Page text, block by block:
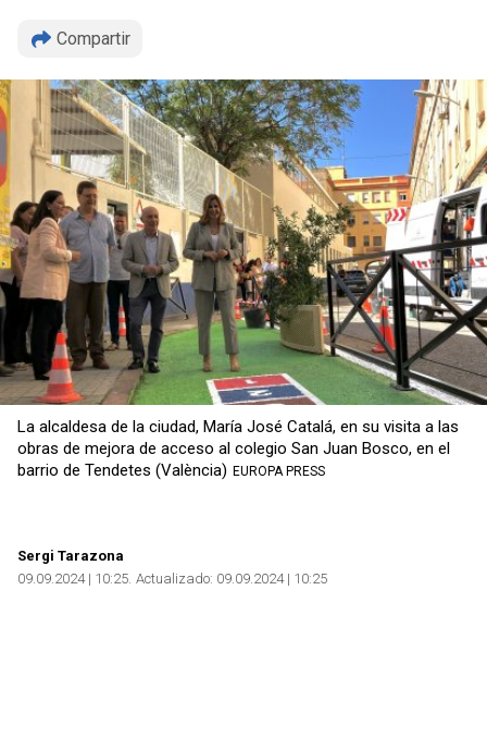
Compartir
Copiar
La alcaldesa de la ciudad, María José Catalá, en su visita a las
obras de mejora de acceso al colegio San Juan Bosco, en el
barrio de Tendetes (València) EUROPA PRESS
Sergi Tarazona
09.09.2024 | 10:25 Actualizado: 09.09.2024 | 10:25